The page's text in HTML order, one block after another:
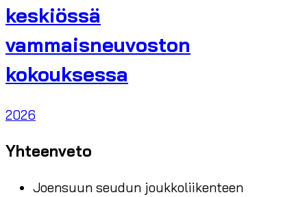
keskiössä
vammaisneuvoston
kokouksessa
2026
Yhteenveto
Joensuun seudun joukkoliikenteen